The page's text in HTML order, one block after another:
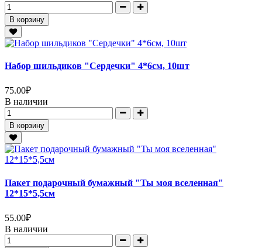
В корзину
Набор шильдиков "Сердечки" 4*6см, 10шт
75.00₽
В наличии
В корзину
Пакет подарочный бумажный "Ты моя вселенная"
12*15*5,5см
55.00₽
В наличии